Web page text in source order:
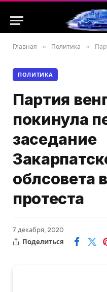
Главная » Политика » Партия
ПОЛИТИКА
Партия
покинула
заседание
облсовета
протеста
7 декабря, 2020
Поделиться